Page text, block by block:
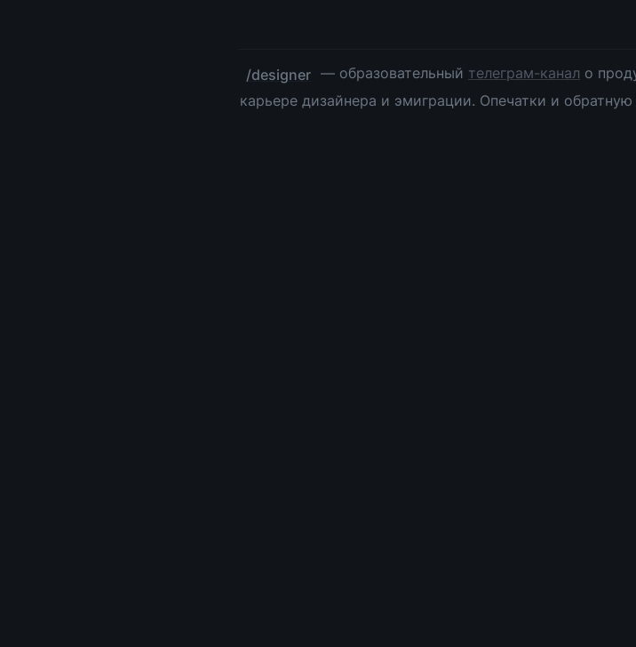
/designer — образовательный телеграм-канал о
карьере дизайнера и эмиграции. Опечатки и